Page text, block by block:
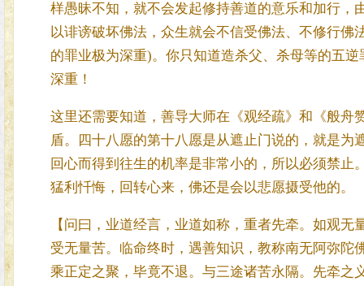
样愚昧不知，就不会发起修持善道的意乐和加行
以诽谤破坏佛法，众生就会不信受佛法、不修行
的罪业极为深重)。你只知道造杀父、杀母等的五
深重！
这里还需要知道，善导大师在《观经疏》和《般舟
盾。四十八愿的第十八愿是从遮止门说的，就是
回心而得到往生的机率是非常小的，所以必须禁
猛利忏悔，回转心来，佛还是会以悲愿摄受他的。
【问曰，业道经言，业道如称，重者先牵。如观
受无量苦。临命终时，遇善知识，教称南无阿弥
乘正定之聚，毕竟不退。与三途诸苦永隔。先牵之